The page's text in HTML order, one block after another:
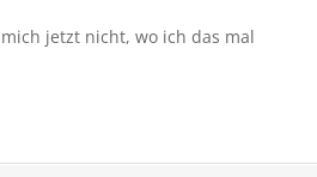
jetzt nicht, wo ich das mal